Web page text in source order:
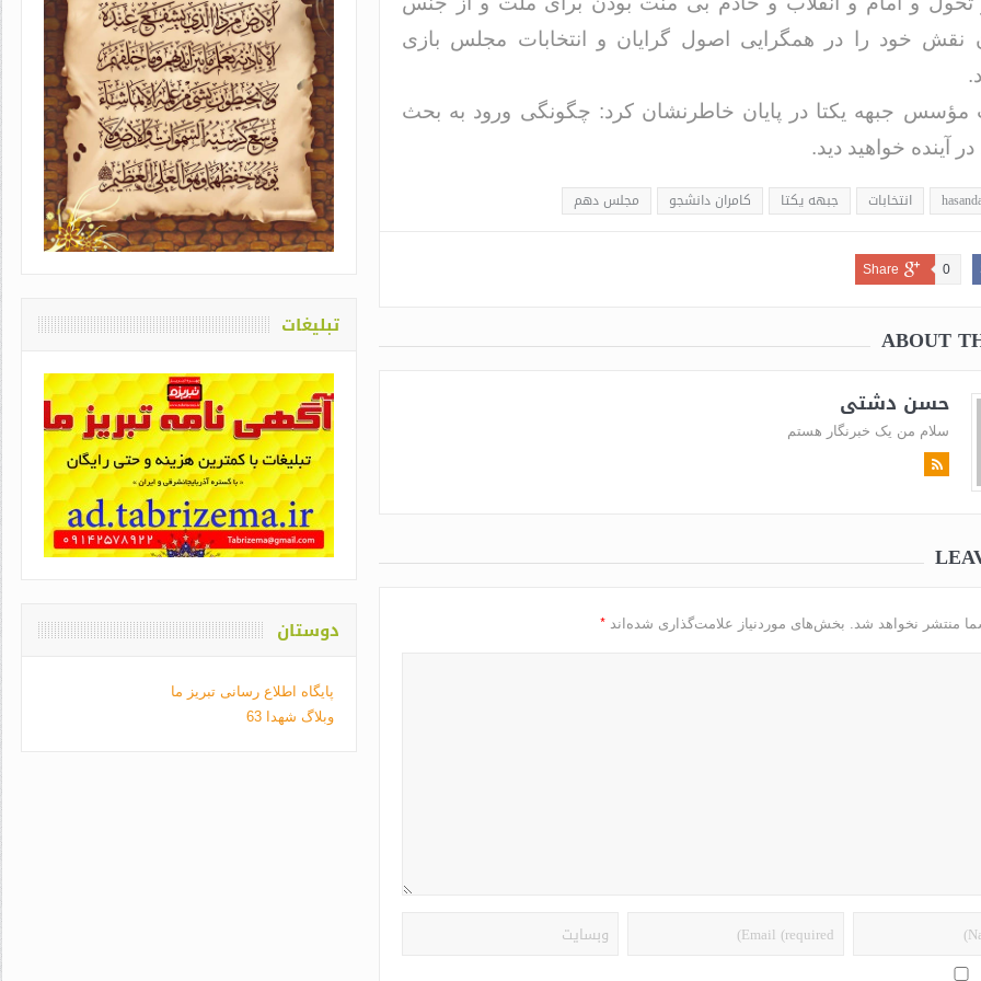
نقش خود را در همگرایی اصول گرایان و انتخابات مجلس بازی
جبهه یکتا در پایان خاطرنشان کرد: چگونگی ورود به بحث
در آینده خواهید دید.
انتخابات جبهه يكتا كامران دانشجو مجلس دهم
Share 0
ABOUT
حسن دشتی
سلام من یک خبرنگار هستم
منتشر نخواهد شد. بخش‌های موردنیاز علامت‌گذاری شده‌اند *
تبلیغات
دوستان
پایگاه اطلاع رسانی تبریز ما
وبلاگ شهدا 63
به یاد او که دغدغه سلامت قلم
داشت / طاهره سادات حمیدی
خداحافظ رزمنده / دلنوشته ای از
حسن دشتی
و صمیمیت به
دفاع مقدس /
حسن دشتی